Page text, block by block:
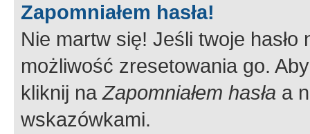
Zapomniałem hasła!
Nie martw się! Jeśli twoje
możliwość zresetowania go.
kliknij naZapomniałem hasła a
wskazówkami.